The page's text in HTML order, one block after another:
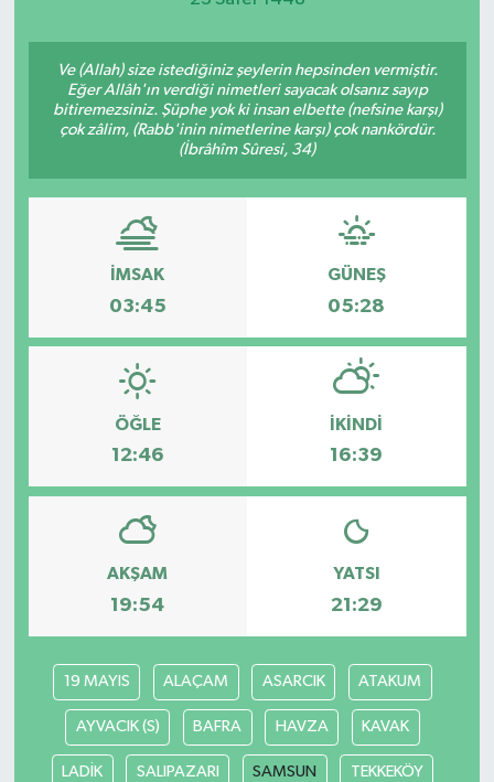
Ve (Allah) size istediğiniz şeylerin hepsinden vermiştir.
Eğer Allâh'ın verdiği nimetleri sayacak olsanız sayıp
bitiremezsiniz. Şüphe yok ki insan elbette (nefsine karşı)
çok zâlim, (Rabb'inin nimetlerine karşı) çok nankördür.
(İbrâhîm Sûresi, 34)
İMSAK
03:45
GÜNEŞ
05:28
ÖĞLE
12:46
İKINDI
16:39
AKŞAM
19:54
YATSI
21:29
19 MAYIS ALAÇAM ASARCIK ATAKUM
AYVACIK (S) BAFRA HAVZA KAVAK
LADİK SALIPAZARI SAMSUN TEKKEKÖY